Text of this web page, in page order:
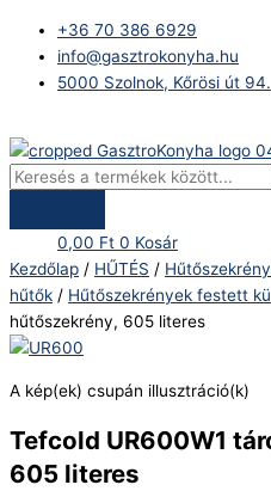
content
+36 70 386 6929
info@gasztrokonyha.hu
5000 Szolnok, Kőrösi út 94.
search
0,00 Ft 0 Kosár
Kezdőlap / HŰTÉS /
hűtők / Hűtőszekrények festett
hűtőszekrény, 605 literes
A kép(ek) csupán illusztráció(k)
Tefcold UR600W1
605 literes
UR600W1
tároló
hűtőszekrény,
literes
mennyiség